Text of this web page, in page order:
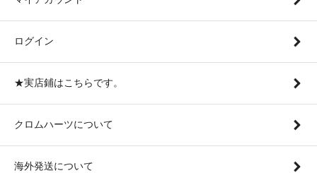
ログイン
★実店鋪はこちらです。
クロムハーツについて
海外発送について